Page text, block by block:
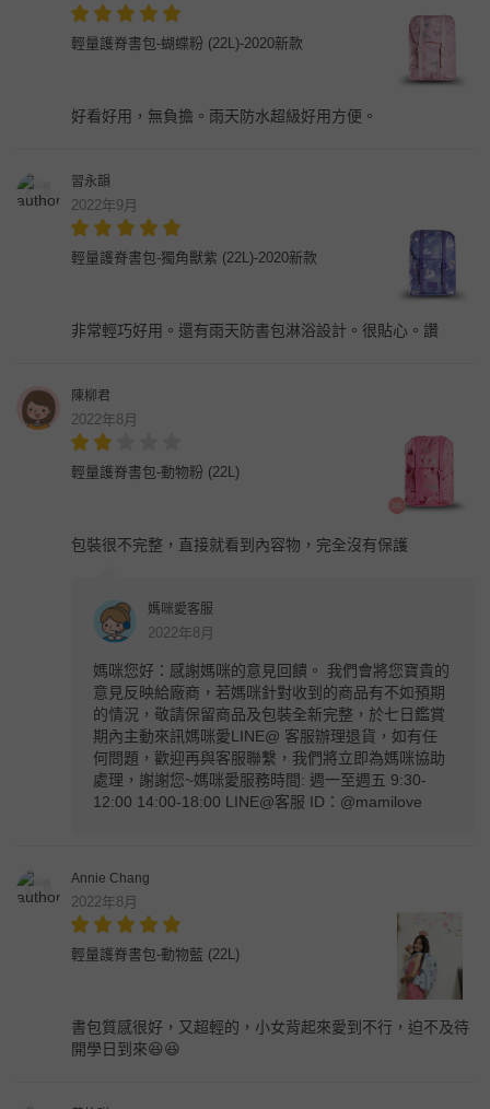
輕量護脊書包-蝴蝶粉 (22L)-2020新款
好看好用，無負擔。雨天防水超級好用方便。
習永韻
2022年9月
輕量護脊書包-獨角獸紫 (22L)-2020新款
非常輕巧好用。還有雨天防書包淋浴設計。很貼心。讚
陳柳君
2022年8月
輕量護脊書包-動物粉 (22L)
包裝很不完整，直接就看到內容物，完全沒有保護
媽咪愛客服
2022年8月
媽咪您好：感謝媽咪的意見回饋。 我們會將您寶貴的
意見反映給廠商，若媽咪針對收到的商品有不如預期
的情況，敬請保留商品及包裝全新完整，於七日鑑賞
期內主動來訊媽咪愛LINE@ 客服辦理退貨，如有任
何問題，歡迎再與客服聯繫，我們將立即為媽咪協助
處理，謝謝您~媽咪愛服務時間: 週一至週五 9:30-
12:00 14:00-18:00 LINE@客服 ID：@mamilove
Annie Chang
2022年8月
輕量護脊書包-動物藍 (22L)
書包質感很好，又超輕的，小女背起來愛到不行，迫不及待
開學日到來😆😆